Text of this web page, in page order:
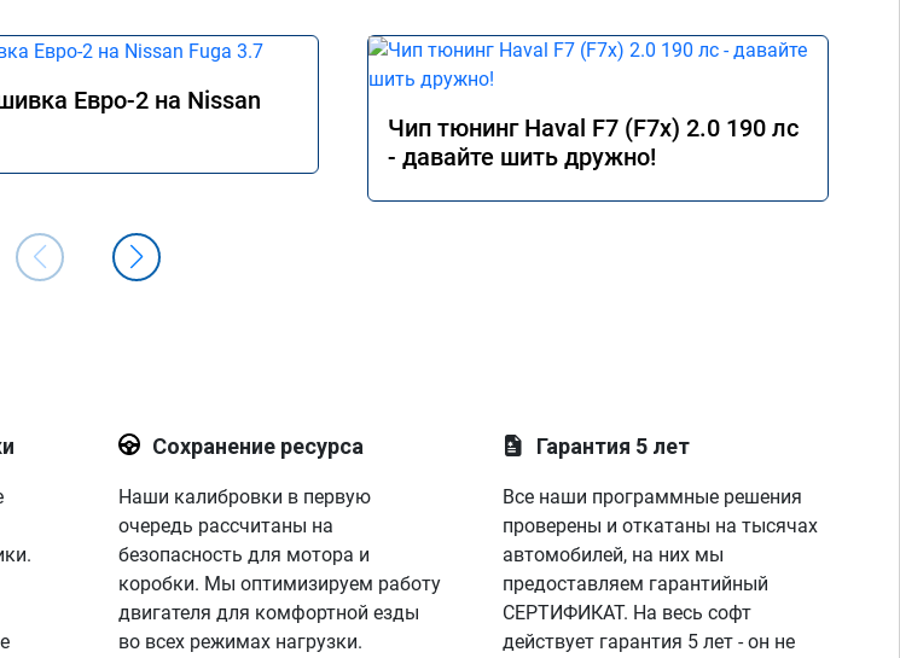
Евро-2 на Nissan
Чип тюнинг Haval F7 (F7x) 2.0 190 лс
- давайте шить дружно!
Сохранение ресурса
Наши калибровки в первую
очередь рассчитаны на
безопасность для мотора и
коробки. Мы оптимизируем работу
двигателя для комфортной езды
во всех режимах нагрузки.
Гарантия 5 лет
Все наши программные решения
проверены и откатаны на тысячах
автомобилей, на них мы
предоставляем гарантийный
СЕРТИФИКАТ. На весь софт
действует гарантия 5 лет - он не